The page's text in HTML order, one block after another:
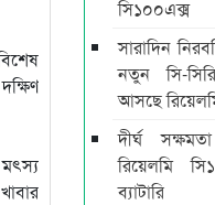
সি১০০এক্স
সারাদিন
নতুন সি-
আসছে
দীর্ঘ
রিয়েলমি
ব্যাটারি